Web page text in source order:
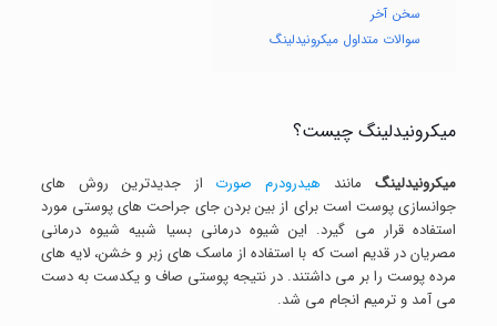
سخن آخر
سوالات متداول میکرونیدلینگ
میکرونیدلینگ چیست؟
میکرونیدلینگمانند هیدرودرم صورت از جدیدترین روش های
جوانسازی پوست است برای از بین بردن جای جراحت های پوستی مورد
استفاده قرار می گیرد. این شیوه درمانی بسیا شبیه شیوه درمانی
مصریان در قدیم است که با استفاده از ماسک های زبر و خشن، لایه های
مرده پوست را بر می داشتند. در نتیجه پوستی صاف و یکدست به دست
می آمد و ترمیم انجام می شد.